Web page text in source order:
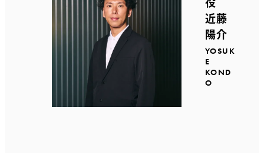
役
近藤
陽介
YOSUK
E
KOND
O